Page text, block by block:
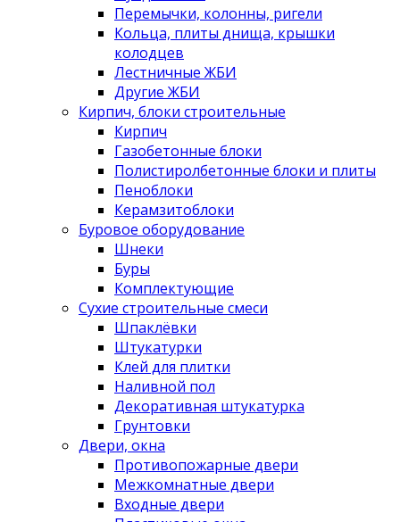
Перемычки, колонны, ригели
Кольца, плиты днища, крышки
колодцев
Лестничные ЖБИ
Другие ЖБИ
Кирпич, блоки строительные
Кирпич
Газобетонные блоки
Полистиролбетонные блоки и плиты
Пеноблоки
Керамзитоблоки
Буровое оборудование
Шнеки
Буры
Комплектующие
Сухие строительные смеси
Шпаклёвки
Штукатурки
Клей для плитки
Наливной пол
Декоративная штукатурка
Грунтовки
Двери, окна
Противопожарные двери
Межкомнатные двери
Входные двери